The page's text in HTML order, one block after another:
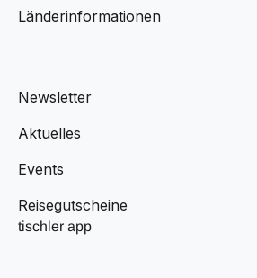
Länderinformationen
Newsletter
Aktuelles
Events
Reisegutscheine
tischler app